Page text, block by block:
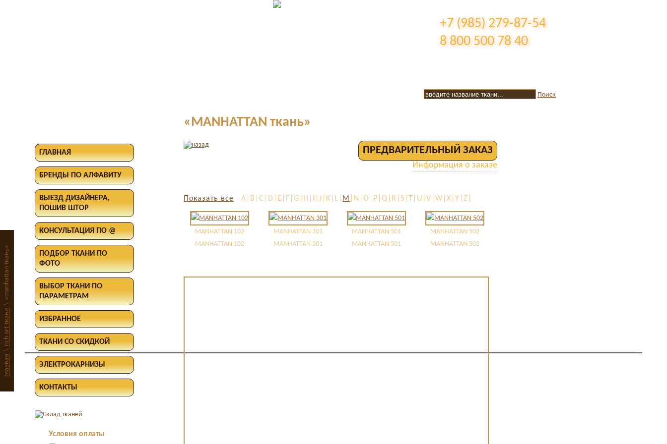
главная
\
rich art ткани
\
«manhattan ткань»
+7 (985) 279-87-54
8 800 500 78 40
Поиск
ГЛАВНАЯ
БРЕНДЫ ПО АЛФАВИТУ
ВЫЕЗД ДИЗАЙНЕРА,
ПОШИВ ШТОР
КОНСУЛЬТАЦИЯ ПО @
ПОДБОР ТКАНИ ПО
ФОТО
ВЫБОР ТКАНИ ПО
ПАРАМЕТРАМ
ИЗБРАННОЕ
ТКАНИ СО СКИДКОЙ
ЭЛЕКТРОКАРНИЗЫ
КОНТАКТЫ
Условия оплаты
«MANHATTAN ткань»
ПРЕДВАРИТЕЛЬНЫЙ ЗАКАЗ
Информация о заказе
Показать все A|B|C|D|E|F|G|H|I|J|K|L| M |N|O|P|Q|R|S|T|U|V|W|X|Y|Z|
MANHATTAN 102
MANHATTAN 102
MANHATTAN 301
MANHATTAN 301
MANHATTAN 501
MANHATTAN 501
MANHATTAN 502
MANHATTAN 502